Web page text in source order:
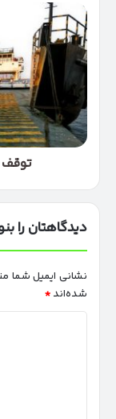
توقف
ثبت
سفارش
خودروی
جانبازان
توقف
دیدگاهتان را
نشانی ایمیل شما
شده‌اند *